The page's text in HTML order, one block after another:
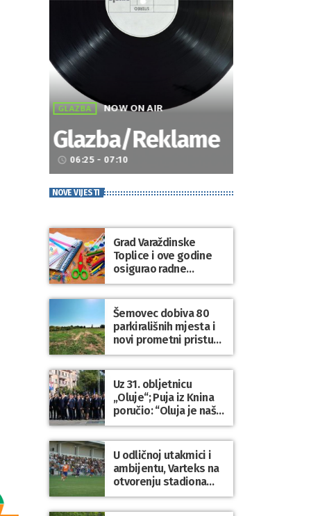
GLAZBA NOW ON AIR
Glazba/Reklame
access_time 06:25 - 07:10
NOVE VIJESTI
Grad Varaždinske
Toplice i ove godine
osigurao radne
bilježnice i dodatni
obrazovni materijal za
sve osnovnoškolce
Šemovec dobiva 80
parkirališnih mjesta i
novi prometni pristup
groblju
Uz 31. obljetnicu
„Oluje“; Puja iz Knina
poručio: “Oluja je naša
najveća pobjeda,
simbol slobode i
zajedništva!”
U odličnoj utakmici i
ambijentu, Varteks na
otvorenju stadiona
odigrao 1:1 s
Mariborom